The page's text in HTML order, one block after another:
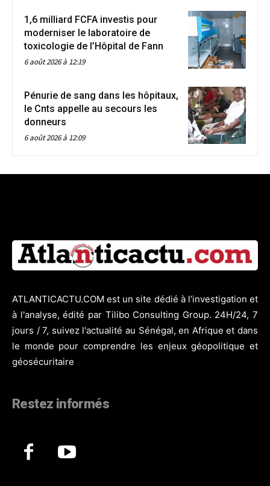
1,6 milliard FCFA investis pour
moderniser le laboratoire de
toxicologie de l’Hôpital de Fann
6 août 2026 à 12:19
Pénurie de sang dans les hôpitaux,
le Cnts appelle au secours les
donneurs
6 août 2026 à 12:09
ATLANTICACTU.COM est un site dédié à l’investigation et
à l'analyse, édité par Tilibo Consulting Group. 24H/24, 7
jours / 7, suivez l'actualité au Sénégal, en Afrique et dans
le monde pour comprendre les enjeux géopolitique et
géosécuritaire
Restez informés